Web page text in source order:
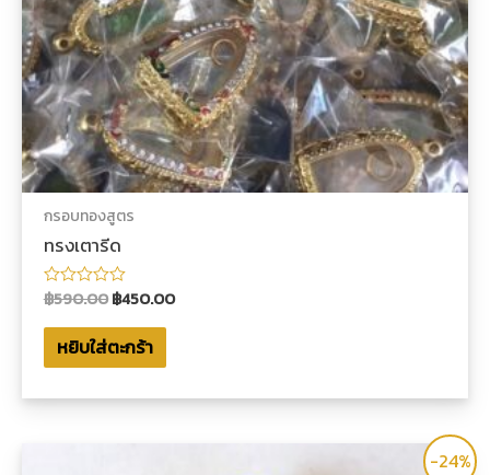
กรอบทองสูตร
ทรงเตารีด
ให้
0
ตั้งแต่
฿590.00฿450.00
หยิบใส่ตะกร้า
-24%